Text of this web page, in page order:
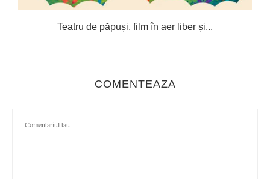
Teatru de păpuși, film în aer liber și...
COMENTEAZA